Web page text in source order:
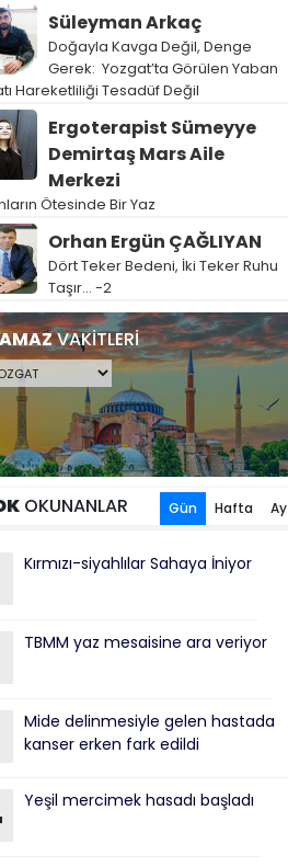
Süleyman Arkaç
Doğayla Kavga Değil, Denge
Gerek: Yozgat’ta Görülen Yaban
Hareketliliği Tesadüf Değil
Ergoterapist Sümeyye
Demirtaş Mars Aile
Merkezi
Ötesinde Bir Yaz
Orhan Ergün ÇAĞLIYAN
Dört Teker Bedeni, İki Teker Ruhu
Taşır… -2
VAKİTLERİ
OKUNANLAR Gün Hafta Ay
Kırmızı-siyahlılar Sahaya İniyor
TBMM yaz mesaisine ara veriyor
Mide delinmesiyle gelen hastada
kanser erken fark edildi
Yeşil mercimek hasadı başladı